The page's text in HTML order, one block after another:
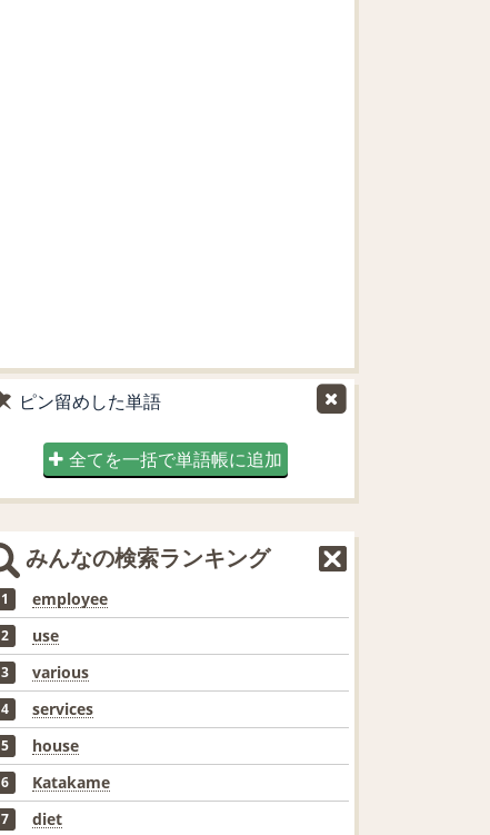
ピン留めした単語
全てを一括で単語帳に追加
みんなの検索ランキング
1 employee
2 use
3 various
4 services
5 house
6 Katakame
7 diet